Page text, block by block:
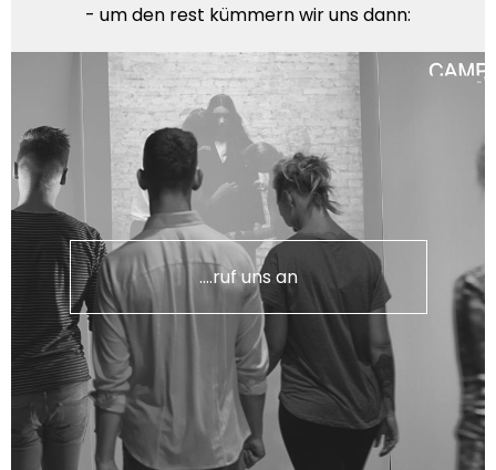
- um den rest kümmern wir uns dann:
....ruf uns an